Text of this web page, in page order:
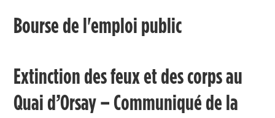
Bourse de l'emploi public
Extinction des feux et des corps au
Quai d’Orsay – Communiqué de la